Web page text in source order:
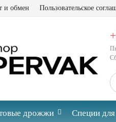
и обмен Пользовательское
дрожжи Специи для